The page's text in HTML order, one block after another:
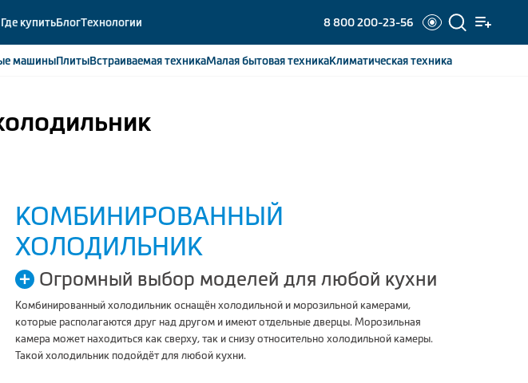
Где купитьБлогТехнологии 8 800 200-23-56
машиныПлитыВстраиваемаятехникаМалая бытоваятехникаКлиматическаятехника
КОМБИНИРОВАННЫЙ
ХОЛОДИЛЬНИК
Огромный выбор моделей для любой кухни
Комбинированный холодильник оснащён холодильной и морозильной камерами,
которые располагаются друг над другом и имеют отдельные дверцы. Морозильная
камера может находиться как сверху, так и снизу относительно холодильной камеры.
Такой холодильник подойдёт для любой кухни.